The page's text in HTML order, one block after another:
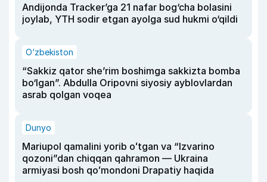
Andijonda Tracker’ga 21 nafar bog‘cha bolasini
joylab, YTH sodir etgan ayolga sud hukmi o‘qildi
O‘zbekiston
“Sakkiz qator she’rim boshimga sakkizta bomba
bo‘lgan”. Abdulla Oripovni siyosiy ayblovlardan
asrab qolgan voqea
Dunyo
Mariupol qamalini yorib oʻtgan va “Izvarino
qozoni”dan chiqqan qahramon — Ukraina
armiyasi bosh qoʻmondoni Drapatiy haqida